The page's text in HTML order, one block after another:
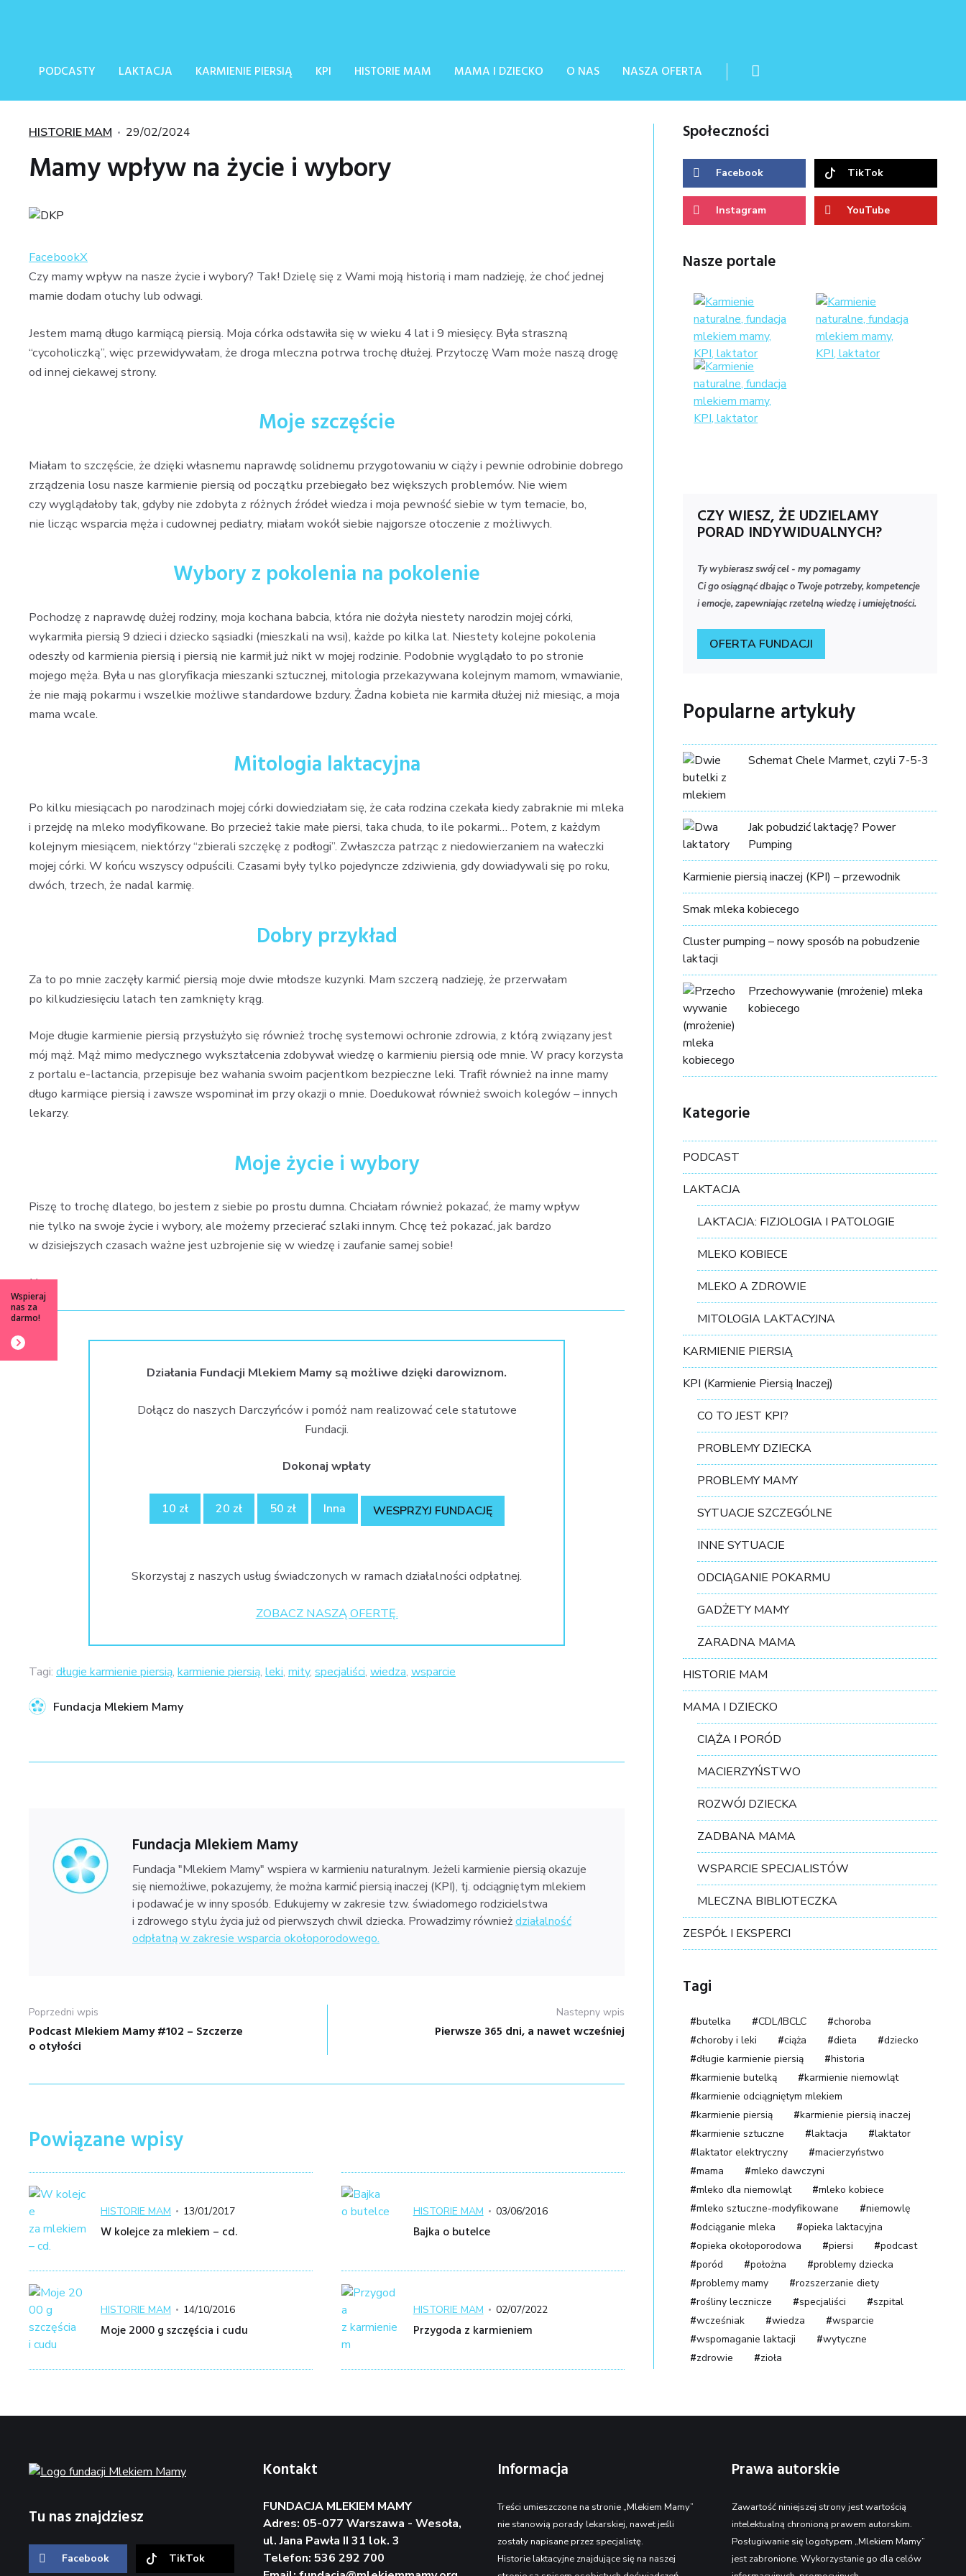
PODCASTY LAKTACJA KARMIENIE PIERSIĄ KPI HISTORIE MAM MAMA I DZIECKO O NAS NASZA OFERTA
Kategorie
HISTORIE MAM
Posted
29/02/2024
Mamy wpływ na życie i wybory
FacebookX
Czy mamy wpływ na nasze życie i wybory? Tak! Dzielę się z Wami moją historią i mam nadzieję, że choć jednej
mamie dodam otuchy lub odwagi.
Jestem mamą długo karmiącą piersią. Moja córka odstawiła się w wieku 4 lat i 9 miesięcy. Była straszną
“cycoholiczką”, więc przewidywałam, że droga mleczna potrwa trochę dłużej. Przytoczę Wam może naszą drogę
od innej ciekawej strony.
Moje szczęście
Miałam to szczęście, że dzięki własnemu naprawdę solidnemu przygotowaniu w ciąży i pewnie odrobinie dobrego
zrządzenia losu nasze karmienie piersią od początku przebiegało bez większych problemów. Nie wiem
czy wyglądałoby tak, gdyby nie zdobyta z różnych źródeł wiedza i moja pewność siebie w tym temacie, bo,
nie licząc wsparcia męża i cudownej pediatry, miałam wokół siebie najgorsze otoczenie z możliwych.
Wybory z pokolenia na pokolenie
Pochodzę z naprawdę dużej rodziny, moja kochana babcia, która nie dożyła niestety narodzin mojej córki,
wykarmiła piersią 9 dzieci i dziecko sąsiadki (mieszkali na wsi), każde po kilka lat. Niestety kolejne pokolenia
odeszły od karmienia piersią i piersią nie karmił już nikt w mojej rodzinie. Podobnie wyglądało to po stronie
mojego męża. Była u nas gloryfikacja mieszanki sztucznej, mitologia przekazywana kolejnym mamom, wmawianie,
że nie mają pokarmu i wszelkie możliwe standardowe bzdury. Żadna kobieta nie karmiła dłużej niż miesiąc, a moja
mama wcale.
Mitologia laktacyjna
Po kilku miesiącach po narodzinach mojej córki dowiedziałam się, że cała rodzina czekała kiedy zabraknie mi mleka
i przejdę na mleko modyfikowane. Bo przecież takie małe piersi, taka chuda, to ile pokarmi… Potem, z każdym
kolejnym miesiącem, niektórzy “zbierali szczękę z podłogi”. Zwłaszcza patrząc z niedowierzaniem na wałeczki
mojej córki. W końcu wszyscy odpuścili. Czasami były tylko pojedyncze zdziwienia, gdy dowiadywali się po roku,
dwóch, trzech, że nadal karmię.
Dobry przykład
Za to po mnie zaczęły karmić piersią moje dwie młodsze kuzynki. Mam szczerą nadzieję, że przerwałam
po kilkudziesięciu latach ten zamknięty krąg.
Moje długie karmienie piersią przysłużyło się również trochę systemowi ochronie zdrowia, z którą związany jest
mój mąż. Mąż mimo medycznego wykształcenia zdobywał wiedzę o karmieniu piersią ode mnie. W pracy korzysta
z portalu e-lactancia, przepisuje bez wahania swoim pacjentkom bezpieczne leki. Trafił również na inne mamy
długo karmiące piersią i zawsze wspominał im przy okazji o mnie. Doedukował również swoich kolegów – innych
lekarzy.
Moje życie i wybory
Piszę to trochę dlatego, bo jestem z siebie po prostu dumna. Chciałam również pokazać, że mamy wpływ
nie tylko na swoje życie i wybory, ale możemy przecierać szlaki innym. Chcę też pokazać, jak bardzo
w dzisiejszych czasach ważne jest uzbrojenie się w wiedzę i zaufanie samej sobie!
N.
Działania Fundacji Mlekiem Mamy są możliwe dzięki darowiznom.
Dołącz do naszych Darczyńców i pomóż nam realizować cele statutowe
Fundacji.
Dokonaj wpłaty
10 zł 20 zł 50 zł Inna WESPRZYJ FUNDACJĘ
Skorzystaj z naszych usług świadczonych w ramach działalności odpłatnej.
ZOBACZ NASZĄ OFERTĘ.
Tagi: długie karmienie piersią, karmienie piersią, leki, mity, specjaliści, wiedza, wsparcie
Fundacja Mlekiem Mamy
Fundacja Mlekiem Mamy
Fundacja "Mlekiem Mamy" wspiera w karmieniu naturalnym. Jeżeli karmienie piersią okazuje
się niemożliwe, pokazujemy, że można karmić piersią inaczej (KPI), tj. odciągniętym mlekiem
i podawać je w inny sposób. Edukujemy w zakresie tzw. świadomego rodzicielstwa
i zdrowego stylu życia już od pierwszych chwil dziecka. Prowadzimy równieżdziałalność
odpłatną w zakresie wsparcia okołoporodowego.
Nawigacja
wpisu
Poprzedni wpis
Poprzedni
wpis:
Podcast Mlekiem Mamy #102 – Szczerze
o otyłości
Nastepny wpis
Pierwsze 365 dni, a nawet wcześniej
Powiązane wpisy
Kategoria
HISTORIE MAM
Posted
on
13/01/2017
W kolejce za mlekiem – cd.
Kategoria
HISTORIE MAM
Posted
03/06/2016
Bajka o butelce
Kategoria
HISTORIE MAM
Posted
on
14/10/2016
Moje 2000 g szczęścia i cudu
Kategoria
HISTORIE MAM
Posted
on
02/07/2022
Przygoda z karmieniem
Społeczności
Facebook TikTok
Instagram YouTube
Nasze portale
CZY WIESZ, ŻE UDZIELAMY
PORAD INDYWIDUALNYCH?
Ty wybierasz swój cel - my pomagamy
Ci go osiągnąć dbając o Twoje potrzeby, kompetencje
i emocje, zapewniając rzetelną wiedzę i umiejętności.
OFERTA FUNDACJI
Popularne artykuły
Schemat Chele Marmet, czyli 7-5-3
Jak pobudzić laktację? Power
Pumping
Karmienie piersią inaczej (KPI) – przewodnik
Smak mleka kobiecego
Cluster pumping – nowy sposób na pobudzenie
laktacji
Przechowywanie (mrożenie) mleka
kobiecego
Kategorie
PODCAST
LAKTACJA
LAKTACJA: FIZJOLOGIA I PATOLOGIE
MLEKO KOBIECE
MLEKO A ZDROWIE
MITOLOGIA LAKTACYJNA
KARMIENIE PIERSIĄ
KPI (Karmienie Piersią Inaczej)
CO TO JEST KPI?
PROBLEMY DZIECKA
PROBLEMY MAMY
SYTUACJE SZCZEGÓLNE
INNE SYTUACJE
ODCIĄGANIE POKARMU
GADŻETY MAMY
ZARADNA MAMA
HISTORIE MAM
MAMA I DZIECKO
CIĄŻA I PORÓD
MACIERZYŃSTWO
ROZWÓJ DZIECKA
ZADBANA MAMA
WSPARCIE SPECJALISTÓW
MLECZNA BIBLIOTECZKA
ZESPÓŁ I EKSPERCI
Tagi
butelka CDL/IBCLC
choroba
choroby i leki
ciąża dieta
dziecko
długie karmienie piersią
historia
karmienie butelką
karmienie niemowląt
karmienie odciągniętym mlekiem
karmienie piersią
karmienie piersią inaczej
karmienie sztuczne
laktacja
laktator
laktator elektryczny
macierzyństwo
mama
mleko dawczyni
mleko dla niemowląt
mleko kobiece
mleko sztuczne-modyfikowane
niemowlę
odciąganie mleka
opieka laktacyjna
opieka okołoporodowa
piersi
podcast
poród
położna
problemy dziecka
problemy mamy
rozszerzanie diety
rośliny lecznicze
specjaliści
szpital
wcześniak
wiedza
wsparcie
wspomaganie laktacji
wytyczne
zdrowie
zioła
Tu nas znajdziesz
Facebook TikTok
Kontakt
FUNDACJA MLEKIEM MAMY
Adres: 05-077 Warszawa - Wesoła,
ul. Jana Pawła II 31 lok. 3
Telefon: 536 292 700
Informacja
Treści umieszczone na stronie „Mlekiem Mamy”
nie stanowią porady lekarskiej, nawet jeśli
zostały napisane przez specjalistę.
Historie laktacyjne znajdujące się na naszej
Prawa autorskie
Zawartość niniejszej strony jest wartością
intelektualną chronioną prawem autorskim.
Posługiwanie się logotypem „Mlekiem Mamy”
jest zabronione. Wykorzystanie go dla celów
Wspieraj
nas za
darmo!